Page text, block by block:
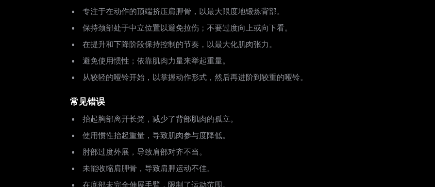
专注于在动作的顶端挤压肩胛骨，以最大限度地锻炼背部。
保持颈部处于中立位置以避免拉伤；不要过度向上或向下看。
在提升和下降阶段保持控制的节奏，以最大化肌肉张力。
避免使用惯性；依靠肌肉力量来举起重量。
从较轻的哑铃开始，以掌握动作形式，然后再进阶到较重的哑铃。
常见错误
抬起胸部离开长凳，减少了背部肌肉的孤立。
使用惯性抬起重量，导致肌肉参与度降低。
肘部过度外展，导致肩部对齐不当。
未能收缩肩胛骨，导致肩胛运动不佳。
在底部未完全伸展手臂，限制了运动范围。